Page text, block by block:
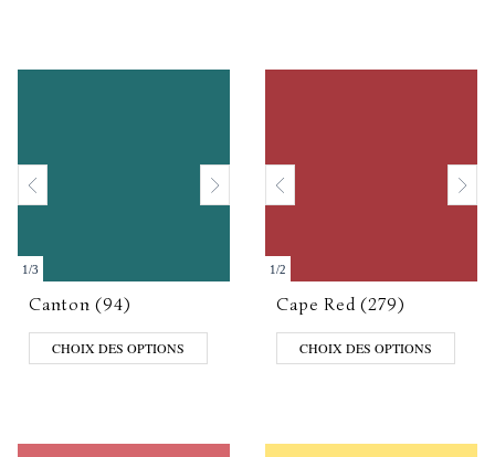
1/3
Canton (94)
CHOIX DES OPTIONS
1/2
Cape Red (279)
CHOIX DES OPTIONS